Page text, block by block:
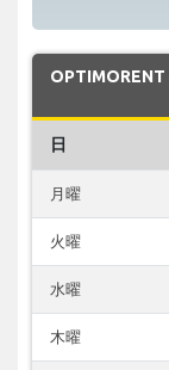
OPTIMORENT
日
月曜
火曜
水曜
木曜